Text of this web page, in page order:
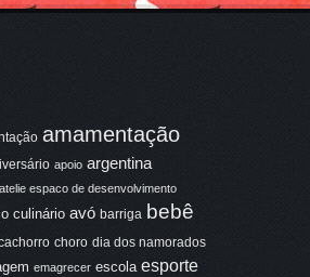
amamentação
apoio argentina
atelie espaco de desenvolvimento
culinário avó barriga bebê
choro dia dos namorados
emagrecer escola esporte